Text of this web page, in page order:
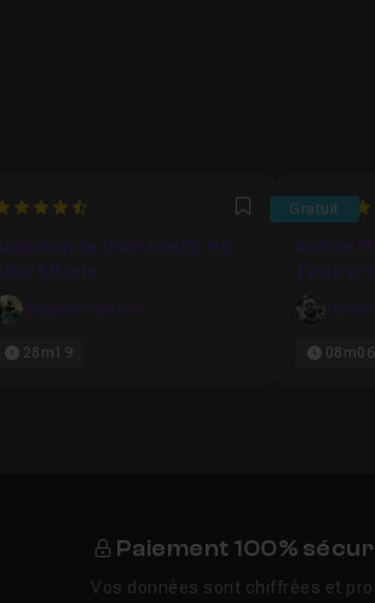
Favori
de texte kinetic sur
Effects
Bastien Denizot
28m19
Gratuit
Astuce
Texte et
08m06
Paiement 100%
Vos données sont chiffrées et